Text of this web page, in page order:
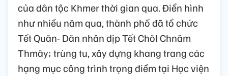
của dân tộc Khmer thời gian qua. Điển hình
như nhiều năm qua, thành phố đã tổ chức
Tết Quân- Dân nhân dịp Tết Chôl Chnăm
Thmây; trùng tu, xây dựng khang trang các
hạng mục công trình trọng điểm tại Học viện